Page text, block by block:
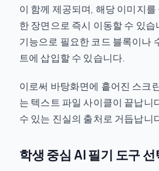
이 함께 제공되며, 해당 이미지
한 장면으로 즉시 이동할 수 있습
기능으로 필요한 코드 블록이나
트에 삽입할 수 있습니다.
이로써 바탕화면에 흩어진 스크
는 텍스트 파일 사이클이 끝납니
수 있는 진실의 출처로 거듭납니
학생 중심 AI 필기 도구 선